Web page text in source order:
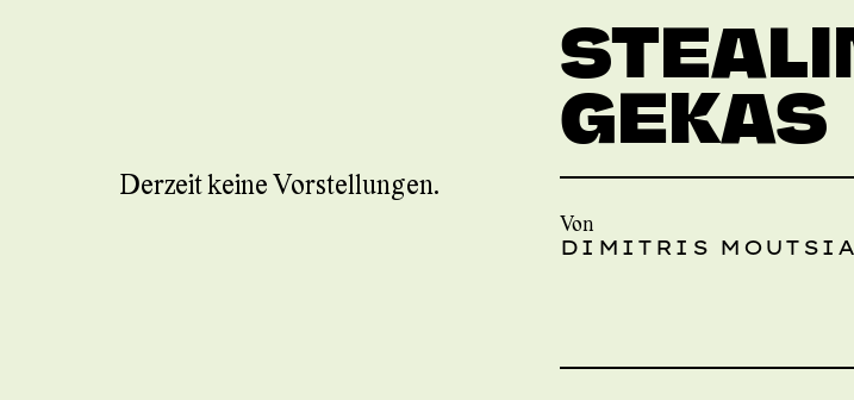
Derzeit keine Vorstellungen.
GEKAS
Von
DIMITRIS